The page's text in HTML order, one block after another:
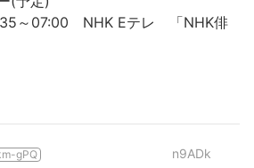
～07:00 NHK Eテレ 「NHK俳
gPQ n9ADk